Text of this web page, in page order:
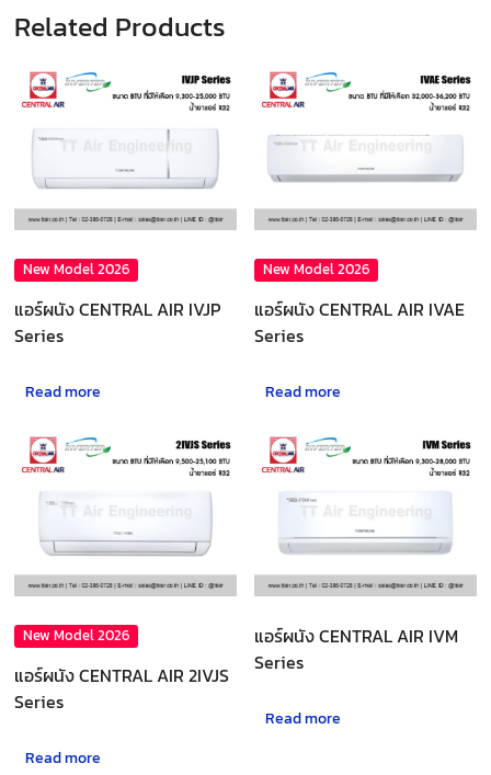
Related Products
New Model 2026
แอร์ผนัง CENTRAL AIR IVJP
Series
Read more
New Model 2026
แอร์ผนัง CENTRAL AIR IVAE
Series
Read more
New Model 2026
แอร์ผนัง CENTRAL AIR 2IVJS
Series
Read more
แอร์ผนัง CENTRAL AIR IVM
Series
Read more